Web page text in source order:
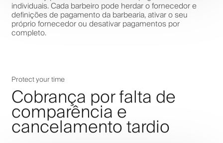
individuais. Cada barbeiro pode herdar o fornecedor e
definições de pagamento da barbearia, ativar o seu
próprio fornecedor ou desativar pagamentos por
completo.
Protect your time
Cobrança por falta de
comparência e
cancelamento tardio